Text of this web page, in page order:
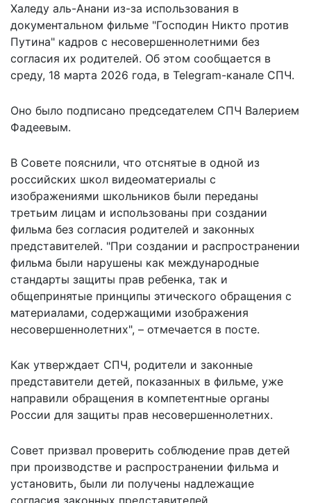
Халеду аль-Анани из-за использования в
документальном фильме "Господин Никто против
Путина" кадров с несовершеннолетними без
согласия их родителей. Об этом сообщается в
среду, 18 марта 2026 года, в Telegram-канале СПЧ.
Оно было подписано председателем СПЧ Валерием
Фадеевым.
В Совете пояснили, что отснятые в одной из
российских школ видеоматериалы с
изображениями школьников были переданы
третьим лицам и использованы при создании
фильма без согласия родителей и законных
представителей. "При создании и распространении
фильма были нарушены как международные
стандарты защиты прав ребенка, так и
общепринятые принципы этического обращения с
материалами, содержащими изображения
несовершеннолетних", – отмечается в посте.
Как утверждает СПЧ, родители и законные
представители детей, показанных в фильме, уже
направили обращения в компетентные органы
России для защиты прав несовершеннолетних.
Совет призвал проверить соблюдение прав детей
при производстве и распространении фильма и
установить, были ли получены надлежащие
согласия законных представителей.